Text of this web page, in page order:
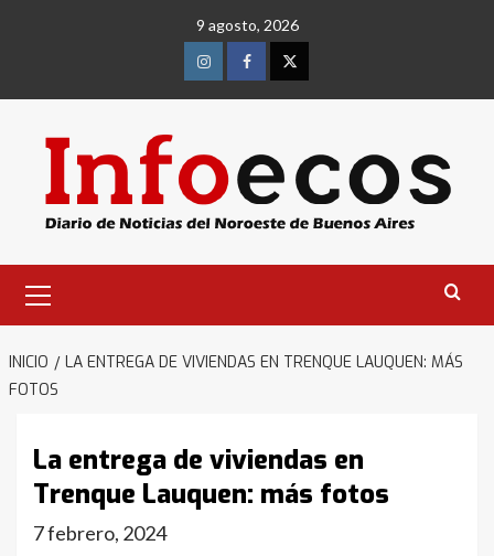
9 agosto, 2026
InstagramFacebookTwitter
primario
INICIO
LA ENTREGA DE VIVIENDAS EN TRENQUE LAUQUEN: MÁS
FOTOS
La entrega de viviendas en
Trenque Lauquen: más fotos
7 febrero, 2024